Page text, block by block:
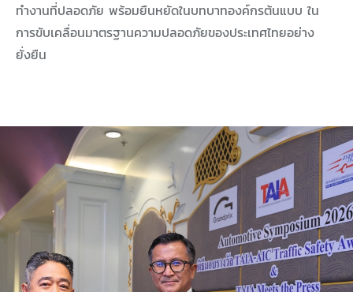
ทำงานที่ปลอดภัย พร้อมยืนหยัดในบทบาทองค์กรต้นแบบ ใน
การขับเคลื่อนมาตรฐานความปลอดภัยของประเทศไทยอย่าง
ยั่งยืน